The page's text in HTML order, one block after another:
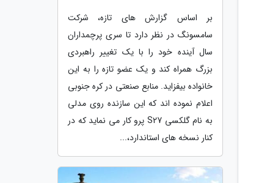
بر اساس گزارش های تازه، شرکت
سامسونگ در نظر دارد تا سری پرچمداران
سال آینده خود را با یک تغییر راهبردی
بزرگ همراه کند و یک عضو تازه را به این
خانواده بیفزاید. منابع صنعتی در کره جنوبی
اعلام نموده اند که این سازنده روی مدلی
به نام گلکسی S27 پرو کار می نماید که در
کنار نسخه های استاندارد،...